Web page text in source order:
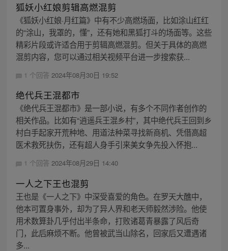
狐妖小红娘剪辑高燃混剪
《狐妖小红娘·月红篇》中有不少高燃场面，比如涂山红红
的“涂山，我罩的，懂”，还有她和黑狐打斗的场面等。这些
精彩片段或许适合用于剪辑高燃混剪。但关于具体的高燃
混剪内容，您可以通过相关视频平台进一步搜索获...
1 个回答 2024年08月30日 19:52
绝代兵王混都市
《绝代兵王混都市》是一部小说，有多个不同作者创作的
相关作品。比如有“逍遥兵王混乡村”，其中绝代兵王回到乡
村白手起家开荒种地、用道法种菜寻找新商机、凭借高超
医术救死扶伤，还有超人身手引来美女争先投入怀抱...
1 个回答 2024年08月29日 14:40
一人之下王也混剪
王也是《一人之下》中深受喜爱的角色。在罗天大醮中，
他本可置身事外，却为了异人界和老天师毅然涉险。他使
用术数算卦几乎付出半条命，打败诸葛青暴露了风后奇
门，此后麻烦不断。他曾被武当山除名，回家后又遭遇诸
多...